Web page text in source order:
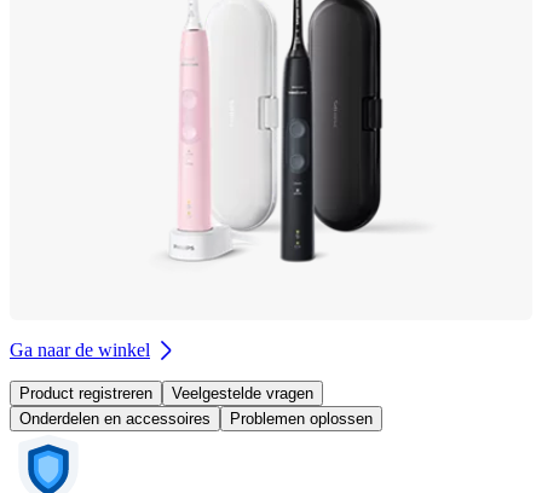
Ga naar de winkel
Product registreren
Veelgestelde vragen
Onderdelen en accessoires
Problemen oplossen